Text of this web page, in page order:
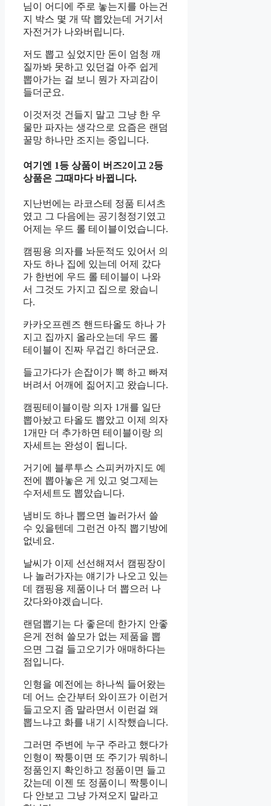
님이 어디에 주로 놓는지를 아는건
지 박스 몇 개 딱 뽑았는데 거기서
자전거가 나와버립니다.
저도 뽑고 싶었지만 돈이 엄청 깨
질까봐 못하고 있던걸 아주 쉽게
뽑아가는 걸 보니 뭔가 자괴감이
들더군요.
이것저것 건들지 말고 그냥 한 우
물만 파자는 생각으로 요즘은 랜덤
꿀망 하나만 조지는 중입니다.
여기엔 1등 상품이 버즈2이고 2등
상품은 그때마다 바뀝니다.
지난번에는 라코스테 정품 티셔츠
였고 그 다음에는 공기청정기였고
어제는 우드 롤 테이블이었습니다.
캠핑용 의자를 놔둔적도 있어서 의
자도 하나 집에 있는데 어제 갔다
가 한번에 우드 롤 테이블이 나와
서 그것도 가지고 집으로 왔습니
다.
카카오프렌즈 핸드타올도 하나 가
지고 집까지 올라오는데 우드 롤
테이블이 진짜 무겁긴 하더군요.
들고가다가 손잡이가 뽁 하고 빠져
버려서 어깨에 짊어지고 왔습니다.
캠핑테이블이랑 의자 1개를 일단
뽑아놨고 타올도 뽑았고 이제 의자
1개만 더 추가하면 테이블이랑 의
자세트는 완성이 됩니다.
거기에 블루투스 스피커까지도 예
전에 뽑아놓은 게 있고 엊그제는
수저세트도 뽑았습니다.
냄비도 하나 뽑으면 놀러가서 쓸
수 있을텐데 그런건 아직 뽑기방에
없네요.
날씨가 이제 선선해져서 캠핑장이
나 놀러가자는 얘기가 나오고 있는
데 캠핑용 제품이나 더 뽑으러 나
갔다와야겠습니다.
랜덤뽑기는 다 좋은데 한가지 안좋
은게 전혀 쓸모가 없는 제품을 뽑
으면 그걸 들고오기가 애매하다는
점입니다.
인형을 예전에는 하나씩 들어왔는
데 어느 순간부터 와이프가 이런거
들고오지 좀 말라면서 이런걸 왜
뽑느냐고 화를 내기 시작했습니다.
그러면 주변에 누구 주라고 했다가
인형이 짝퉁이면 또 주기가 뭐하니
정품인지 확인하고 정품이면 들고
갔는데 이젠 또 정품이니 짝퉁이니
다 안보고 그냥 가져오지 말라고